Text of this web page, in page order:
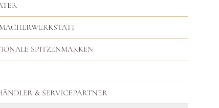
SPITZENMARKEN
& SERVICEPARTNER